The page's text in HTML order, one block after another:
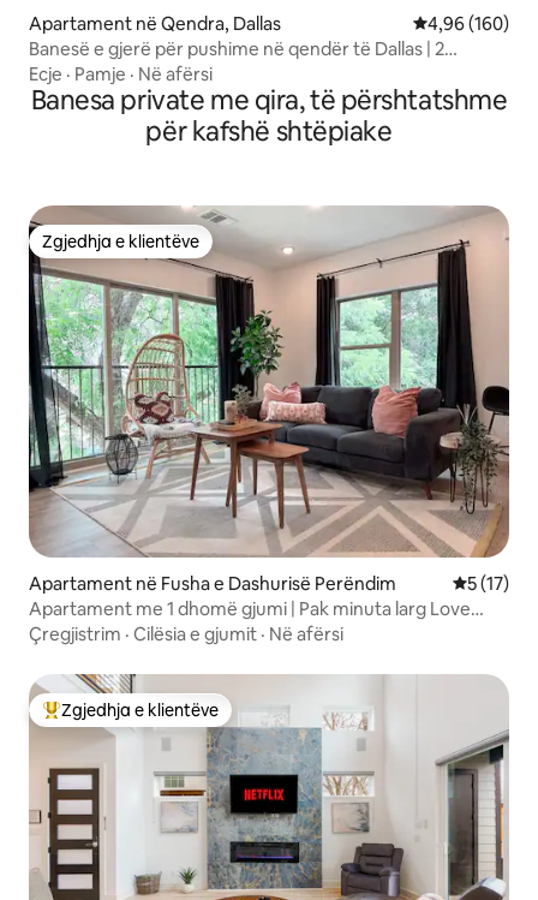
Apartament në Qendra, Dallas Vlerësimi
4,96 (160)
Banesë e gjerë për pushime në qendër të Dallas | 2
krevate
Ecje · Pamje · Në afërsi
Banesa private me qira, të përshtatshme
për kafshë shtëpiake
Zgjedhja e klientëve
Zgjedhja e klientëve
Apartament në Fusha e Dashurisë Perëndim Vlerësimi
5 (17)
Apartament me 1 dhomë gjumi | Pak minuta larg Love
Field dhe qendrës së Dallasit
Çregjistrim · Cilësia e gjumit · Në afërsi
Më të mirat e zgjedhjeve të klientëve
Zgjedhja e klientëve